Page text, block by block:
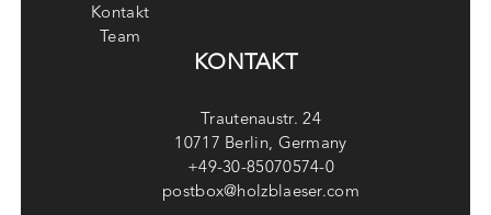
Kontakt
Team
KONTAKT
Trautenaustr. 24
10717 Berlin, Germany
+49-30-85070574-0
postbox@holzblaeser.com